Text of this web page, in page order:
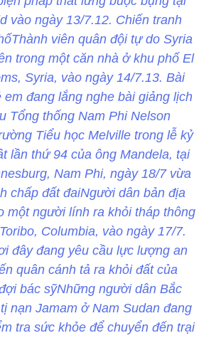
vào ngày 13/7.12. Chiến tranh
viên quân đội tự do Syria
trong một căn nhà ở khu phố El
Syria, vào ngày 14/7.13. Bài
em đang lắng nghe bài giảng lịch
Tổng thống Nam Phi Nelson
Tiểu học Melville trong lễ kỷ
lần thứ 94 của ông Mandela, tại
Nam Phi, ngày 18/7 vừa
chấp đất đaiNgười dân bản địa
một người lính ra khỏi tháp thông
Columbia, vào ngày 17/7.
đây đang yêu cầu lực lượng an
quân cánh tả ra khỏi đất của
bác sỹNhững người dân Bắc
nạn Jamam ở Nam Sudan đang
tra sức khỏe để chuyển đến trại